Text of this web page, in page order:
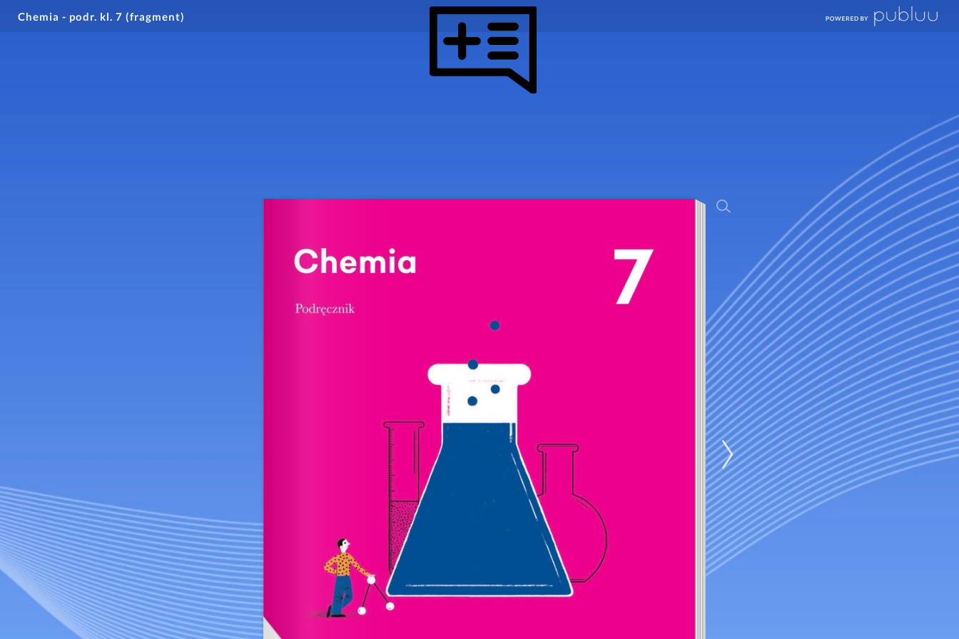
Chemia - podr. kl. 7 (fragment)